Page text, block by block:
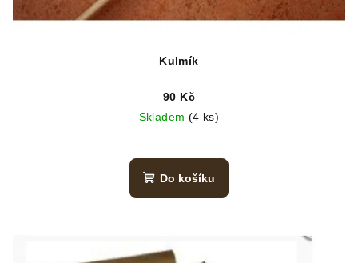
Kulmík
90 Kč
Skladem (4 ks)
Do košíku